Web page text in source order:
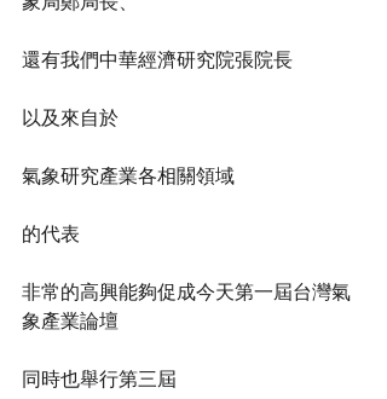
還有我們中華經濟研究院張院長
以及來自於
氣象研究產業各相關領域
的代表
非常的高興能夠促成今天第一屆台灣氣
象產業論壇
同時也舉行第三屆